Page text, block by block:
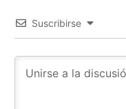
Suscribirse